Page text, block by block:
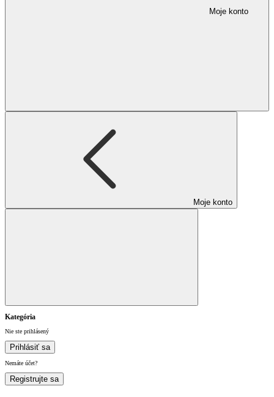
Moje konto
Moje konto
Kategória
Nie ste prihlásený
Prihlásiť sa
Nemáte účet?
Registrujte sa